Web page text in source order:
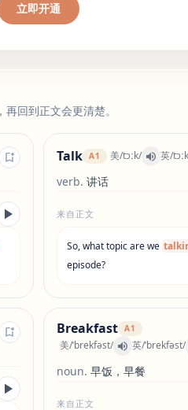
立即开通
回到正文会更清楚。
Talk A1 美/tɔːk/ 英/
verb. 讲话
来自正文
So,whattopicarewe
episode?
Breakfast A1
美/ˈbrekfəst/ 英/ˈbrekfəst/
noun. 早饭，早餐
来自正文